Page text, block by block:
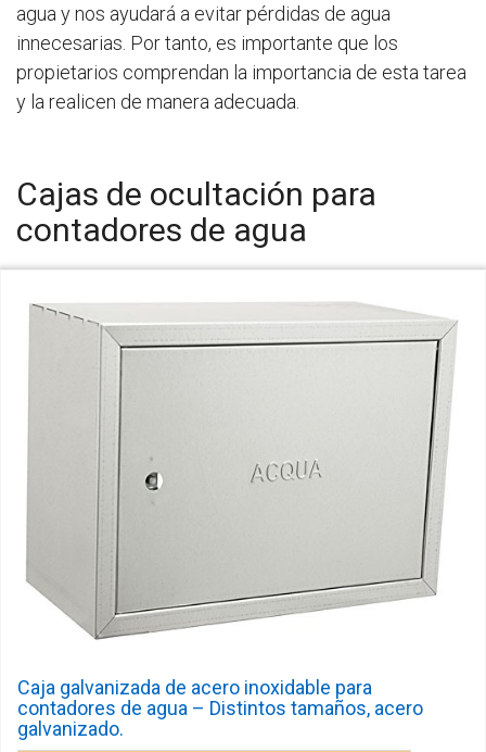
agua y nos ayudará a evitar pérdidas de agua
innecesarias. Por tanto, es importante que los
propietarios comprendan la importancia de esta tarea
y la realicen de manera adecuada.
Cajas de ocultación para
contadores de agua
Caja galvanizada de acero inoxidable para
contadores de agua – Distintos tamaños, acero
galvanizado.